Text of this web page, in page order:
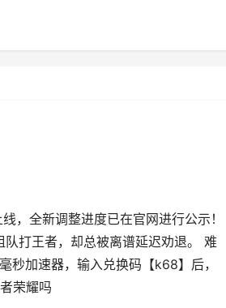
，全新调整进度已在官网进行公示！
打王者，却总被离谱延迟劝退。 难
秒加速器，输入兑换码【k68】后，
荣耀吗